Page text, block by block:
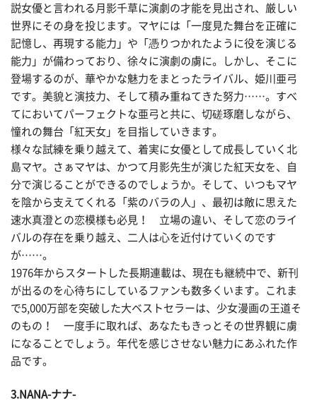
説女優と言われる月影千草に演劇の才能を見出され、厳しい
世界にその身を投じます。マヤには「一度見た舞台を正確に
記憶し、再現する能力」や「憑りつかれたように役を演じる
能力」が備わっており、徐々に演劇の虜に。しかし、そこに
登場するのが、華やかな魅力をまとったライバル、姫川亜弓
です。美貌と演技力、そして積み重ねてきた努力……。すべ
てにおいてパーフェクトな亜弓と共に、切磋琢磨しながら、
憧れの舞台「紅天女」を目指していきます。
様々な試練を乗り越えて、着実に女優として成長していく北
島マヤ。さぁマヤは、かつて月影先生が演じた紅天女を、自
分で演じることができるのでしょうか。そして、いつもマヤ
を陰から支えてくれる「紫のバラの人」、最初は敵に思えた
速水真澄との恋模様も必見！ 立場の違い、そして恋のライ
バルの存在を乗り越え、二人は心を近付けていくのです
が……。
1976年からスタートした長期連載は、現在も継続中で、新刊
が出るのを心待ちにしているファンも数多くいます。これま
で5,000万部を突破した大ベストセラーは、少女漫画の王道そ
のもの！ 一度手に取れば、あなたもきっとその世界観に虜
になることでしょう。年代を感じさせない魅力にあふれた作
品です。
3.NANA-ナナ-